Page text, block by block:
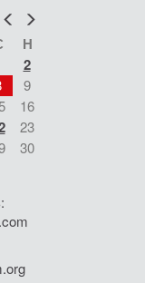
Попер
Н
2
9
16
23
30